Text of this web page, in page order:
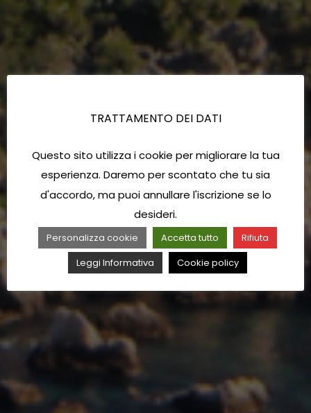
TRATTAMENTO DEI DATI
Questo sito utilizza i cookie per migliorare la tua
esperienza. Daremo per scontato che tu sia
d'accordo, ma puoi annullare l'iscrizione se lo
desideri.
Personalizza cookie Accetta tutto
Rifiuta
Leggi Informativa
Cookie policy